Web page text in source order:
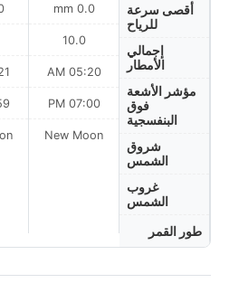
أقصى سرعة
للرياح
إجمالي
الأمطار
مؤشر الأشعة
فوق
البنفسجية
شروق
الشمس
غروب
الشمس
طور القمر
0.0 mm
10.0
05:20 AM
07:00 PM
New Moon